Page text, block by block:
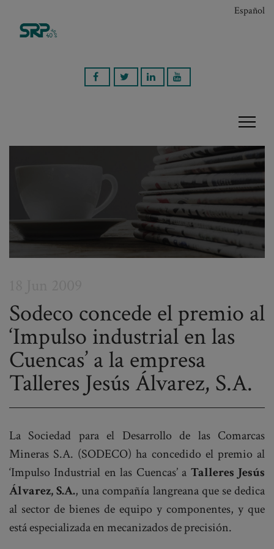
Sodeco concede el premio al
‘Impulso industrial en las
Cuencas’ a la empresa
Talleres Jesús Álvarez, S.A.
La Sociedad para el Desarrollo de las Comarcas
Mineras S.A. (SODECO) ha concedido el premio al
‘Impulso Industrial en las Cuencas’ a Talleres Jesús
Álvarez, S.A., una compañía langreana que se dedica
al sector de bienes de equipo y componentes, y que
está especializada en mecanizados de precisión.
Post
navigation
Español